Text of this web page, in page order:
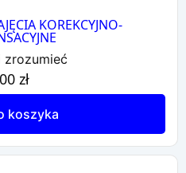
KOREKCYJNO-
zrozumieć
zł
koszyka